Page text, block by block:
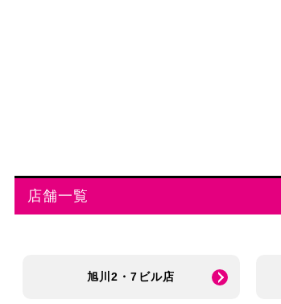
店舗一覧
旭川2・7ビル店